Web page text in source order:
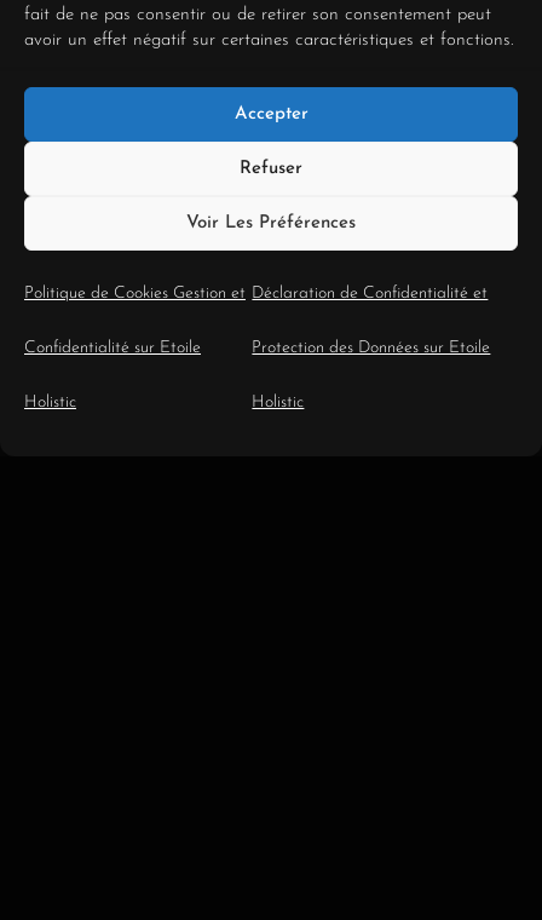
fait de ne pas consentir ou de retirer son consentement peut
avoir un effet négatif sur certaines caractéristiques et fonctions.
Accepter
Refuser
Voir Les Préférences
Politique de Cookies Gestion et
Confidentialité sur Etoile
Holistic
Déclaration de Confidentialité et
Protection des Données sur Etoile
Holistic
décisions de carrière et
Découvrez mes
Tarot